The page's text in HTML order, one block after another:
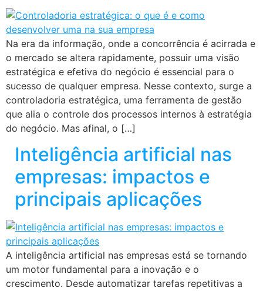
Na era da informação, onde a concorrência é acirrada e
o mercado se altera rapidamente, possuir uma visão
estratégica e efetiva do negócio é essencial para o
sucesso de qualquer empresa. Nesse contexto, surge a
controladoria estratégica, uma ferramenta de gestão
que alia o controle dos processos internos à estratégia
do negócio. Mas afinal, o […]
Inteligência artificial nas
empresas: impactos e
principais aplicações
A inteligência artificial nas empresas está se tornando
um motor fundamental para a inovação e o
crescimento. Desde automatizar tarefas repetitivas a